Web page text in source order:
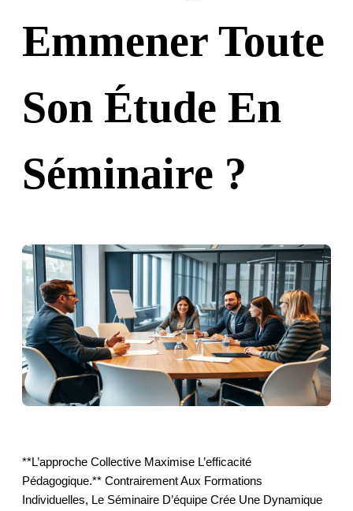
Emmener Toute
Son Étude En
Séminaire ?
**L’approche Collective Maximise L’efficacité
Pédagogique.** Contrairement Aux Formations
Individuelles, Le Séminaire D’équipe Crée Une Dynamique